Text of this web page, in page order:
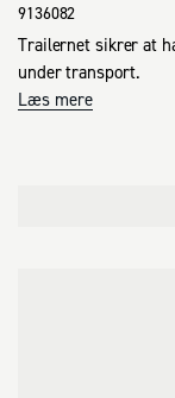
9136082
Trailernet sikrer at
under transport.
Læs mere